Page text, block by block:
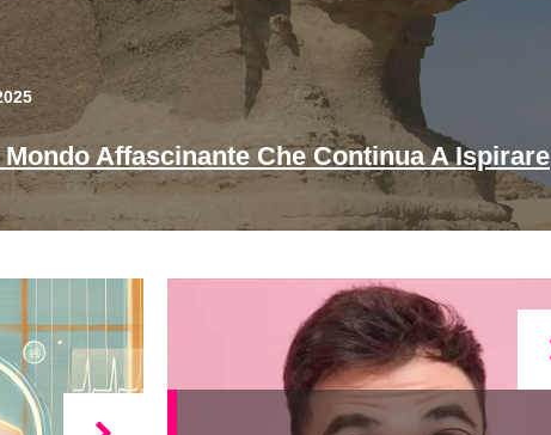
Affascinante Che Continua A Ispirare